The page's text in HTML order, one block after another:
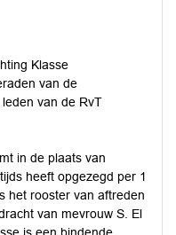
Klasse
van de
van de RvT
in de plaats van
heeft opgezegd per 1
het rooster van aftreden
van mevrouw S. El